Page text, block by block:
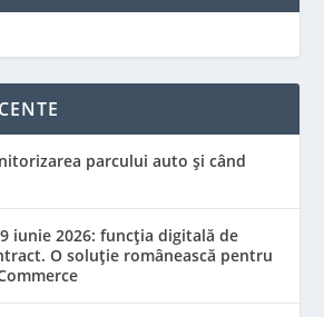
parcului auto și când
iunie 2026: funcția digitală de
O soluție românească pentru